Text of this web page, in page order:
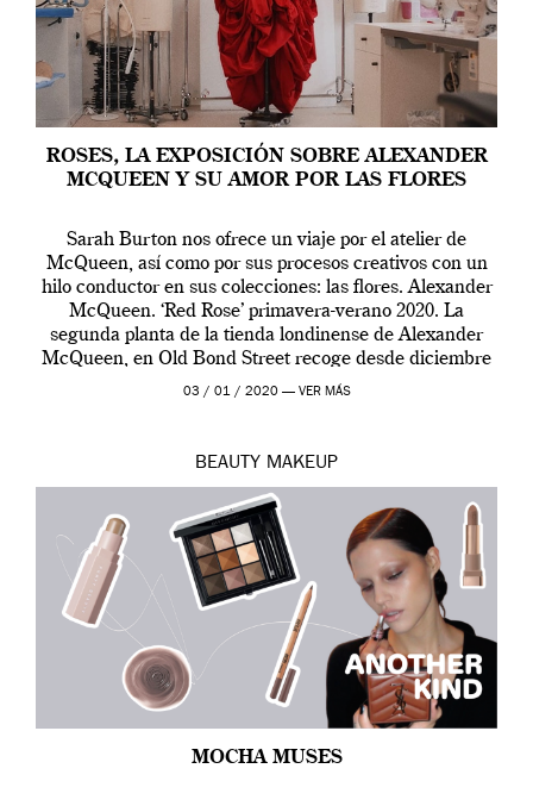
ROSES, LA EXPOSICIÓN SOBRE ALEXANDER
MCQUEEN Y SU AMOR POR LAS FLORES
Sarah Burton nos ofrece un viaje por el atelier de
McQueen, así como por sus procesos creativos con un
hilo conductor en sus colecciones: las flores. Alexander
McQueen. ‘Red Rose’ primavera-verano 2020. La
segunda planta de la tienda londinense de Alexander
McQueen, en Old Bond Street recoge desde diciembre
de 2019 hasta final de abril […]
03 / 01 / 2020 — VER MÁS
BEAUTY MAKEUP
MOCHA MUSES